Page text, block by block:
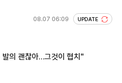
08.07 06:09 UPDATE
의 괜찮아…그것이 협치"